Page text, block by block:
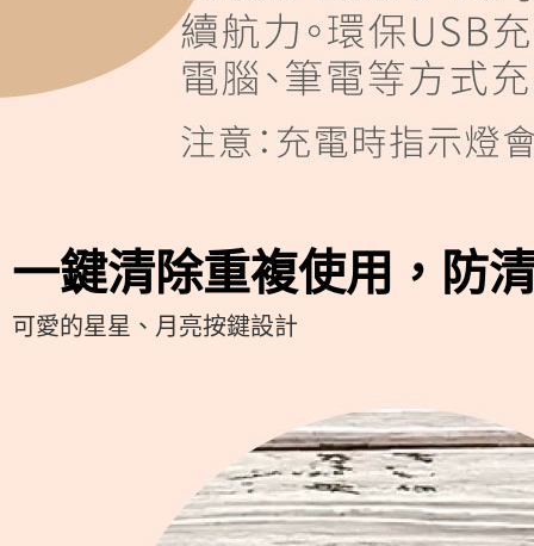
一鍵清除重複使用，防
可愛的星星、月亮按鍵設計